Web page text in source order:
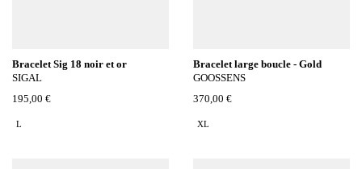
Bracelet Sig 18 noir et or
SIGAL
195,00 €
L
Bracelet large boucle - Gold
GOOSSENS
370,00 €
XL